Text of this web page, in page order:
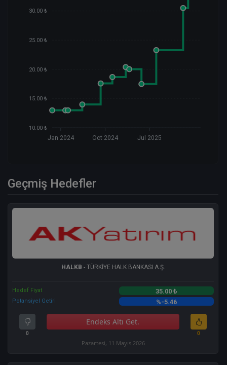
30.00 ₺
25.00 ₺
20.00 ₺
15.00 ₺
10.00 ₺
Jan 2024 Oct 2024 Jul 2025
Geçmiş Hedefler
HALKB - TÜRKİYE HALK BANKASI A.Ş.
Hedef Fiyat 35.00 ₺
Potansiyel Getiri %-5.46
0
Endeks Altı Get.
0
Pazartesi, 11 Mayıs 2026